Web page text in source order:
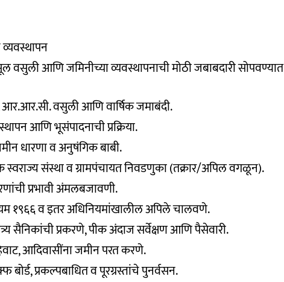
वसुली आणि जमिनीच्या व्यवस्थापनाची मोठी जबाबदारी सोपवण्यात
आर.आर.सी. वसुली आणि वार्षिक जमाबंदी.
आणि भूसंपादनाची प्रक्रिया.
धारणा व अनुषंगिक बाबी.
स्वराज्य संस्था व ग्रामपंचायत निवडणुका (तक्रार/अपिल वगळून).
प्रभावी अंमलबजावणी.
१९६६ व इतर अधिनियमांखालील अपिले चालवणे.
सैनिकांची प्रकरणे, पीक अंदाज सर्वेक्षण आणि पैसेवारी.
आदिवासींना जमीन परत करणे.
बोर्ड, प्रकल्पबाधित व पूरग्रस्तांचे पुनर्वसन.